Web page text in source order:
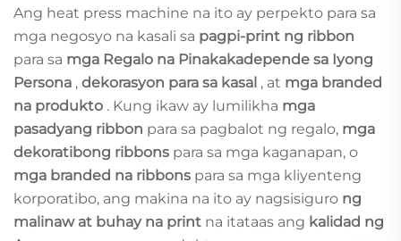
Ang heat press machine na ito ay perpekto para sa
mga negosyo na kasali sa pagpi-print ng ribbon
para sa mga Regalo na Pinakakadepende sa Iyong
Persona , dekorasyon para sa kasal , at mga branded
na produkto . Kung ikaw ay lumilikha mga
pasadyang ribbon para sa pagbalot ng regalo, mga
dekoratibong ribbons para sa mga kaganapan, o
mga branded na ribbons para sa mga kliyenteng
korporatibo, ang makina na ito ay nagsisiguro ng
malinaw at buhay na print na itataas ang kalidad ng